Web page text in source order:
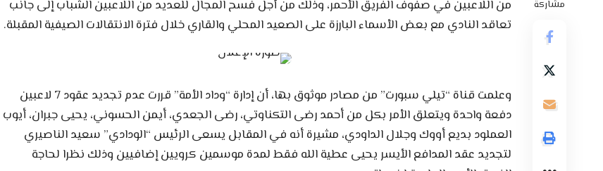
مشاركة
من اللاعبين في صفوف الفريق الأحمر، وذلك من أجل فسح المجال للعديد من اللاعبين الشباب إلى جانب
تعاقد النادي مع بعض الأسماء البارزة على الصعيد المحلي والقاري خلال فترة الانتقالات الصيفية المقبلة.
وعلمت قناة “تيلي سبورت” من مصادر موثوق بها، أن إدارة “وداد الأمة” قررت عدم تجديد عقود 7 لاعبين
دفعة واحدة ويتعلق الأمر بكل من أحمد رضى التكناوتي، رضى الجعدي، أيمن الحسوني، يحيى جبران، أيوب
العملود بديع أووك وجلال الداودي، مشيرة أنه في المقابل يسعى الرئيس “الودادي” سعيد الناصيري
لتجديد عقد المدافع الأيسر يحيى عطية الله فقط لمدة موسمين كرويين إضافيين وذلك نظرا لحاجة